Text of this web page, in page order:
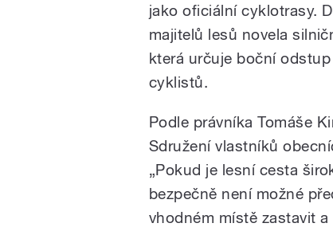
jako oficiální cyklotrasy.
majitelů lesů novela
která určuje boční
cyklistů.
Podle právníka Tomáše
Sdružení vlastníků
„Pokud je lesní cesta
bezpečně není možné
vhodném místě zastavit